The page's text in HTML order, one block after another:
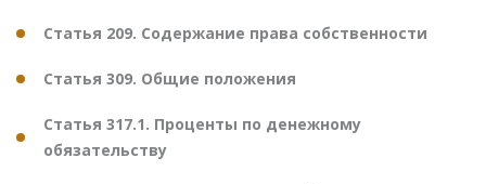
Статья 209. Содержание права собственности
Статья 309. Общие положения
Статья 317.1. Проценты по денежному
обязательству